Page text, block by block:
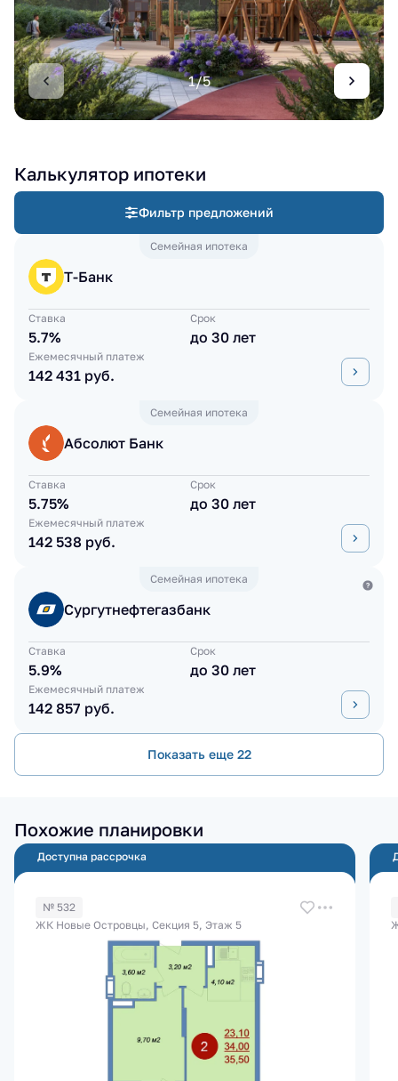
1/5
Калькулятор ипотеки
Фильтр предложений
Семейная ипотека
Т-Банк
Ставка
5.7%
Срок
до 30 лет
Ежемесячный платеж
142 431 руб.
Семейная ипотека
Абсолют Банк
Ставка
5.75%
Срок
до 30 лет
Ежемесячный платеж
142 538 руб.
Семейная ипотека
Сургутнефтегазбанк
Ставка
5.9%
Срок
до 30 лет
Ежемесячный платеж
142 857 руб.
Показать еще 22
Похожие планировки
Доступна рассрочка
№ 532
ЖК Новые Островцы, Секция 5, Этаж 5